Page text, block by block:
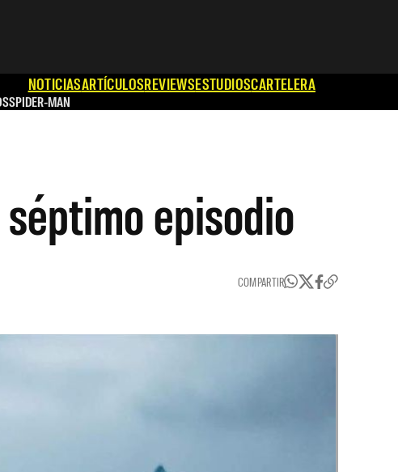
NOTICIASARTÍCULOSREVIEWSESTUDIOSCARTELERA
SPIDER-MAN
episodio
COMPARTIR